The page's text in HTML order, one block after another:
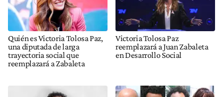
Quién es Victoria Tolosa Paz,
una diputada de larga
trayectoria social que
reemplazará a Zabaleta
Victoria Tolosa Paz
reemplazará a Juan Zabaleta
en Desarrollo Social